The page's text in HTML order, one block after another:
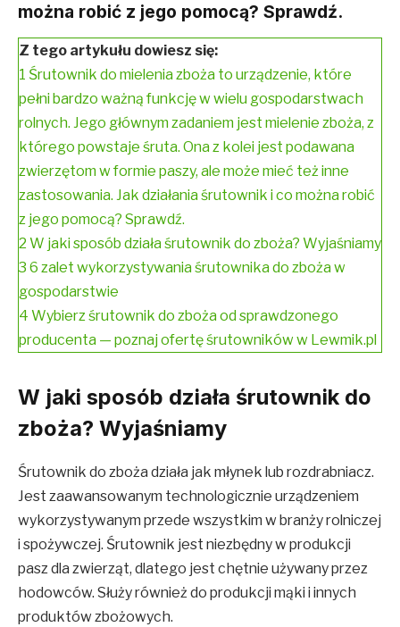
można robić z jego pomocą? Sprawdź.
Z tego artykułu dowiesz się:
1 Śrutownik do mielenia zboża to urządzenie, które
pełni bardzo ważną funkcję w wielu gospodarstwach
rolnych. Jego głównym zadaniem jest mielenie zboża, z
którego powstaje śruta. Ona z kolei jest podawana
zwierzętom w formie paszy, ale może mieć też inne
zastosowania. Jak działania śrutownik i co można robić
z jego pomocą? Sprawdź.
2 W jaki sposób działa śrutownik do zboża? Wyjaśniamy
3 6 zalet wykorzystywania śrutownika do zboża w
gospodarstwie
4 Wybierz śrutownik do zboża od sprawdzonego
producenta — poznaj ofertę śrutowników w Lewmik.pl
W jaki sposób działa śrutownik do
zboża? Wyjaśniamy
Śrutownik do zboża działa jak młynek lub rozdrabniacz.
Jest zaawansowanym technologicznie urządzeniem
wykorzystywanym przede wszystkim w branży rolniczej
i spożywczej. Śrutownik jest niezbędny w produkcji
pasz dla zwierząt, dlatego jest chętnie używany przez
hodowców. Służy również do produkcji mąki i innych
produktów zbożowych.